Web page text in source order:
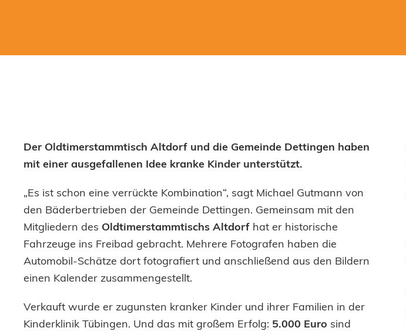
Der Oldtimerstammtisch Altdorf und die Gemeinde Dettingen haben
mit einer ausgefallenen Idee kranke Kinder unterstützt.
„Es ist schon eine verrückte Kombination“, sagt Michael Gutmann von
den Bäderbertrieben der Gemeinde Dettingen. Gemeinsam mit den
Mitgliedern des Oldtimerstammtischs Altdorf hat er historische
Fahrzeuge ins Freibad gebracht. Mehrere Fotografen haben die
Automobil-Schätze dort fotografiert und anschließend aus den Bildern
einen Kalender zusammengestellt.
Verkauft wurde er zugunsten kranker Kinder und ihrer Familien in der
Kinderklinik Tübingen. Und das mit großem Erfolg: 5.000 Euro sind